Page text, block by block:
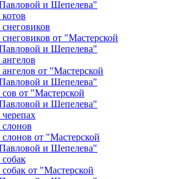
и Шепелева"
от "Мастерской
и Шепелева"
от "Мастерской
и Шепелева"
от "Мастерской
и Шепелева"
от "Мастерской
и Шепелева"
от "Мастерской